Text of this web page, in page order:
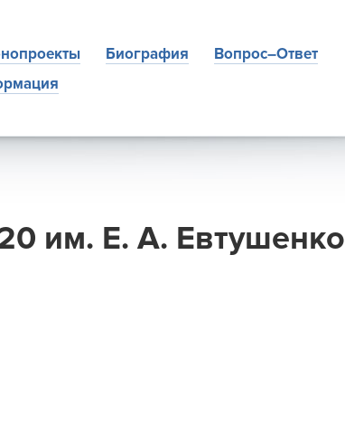
Биография
Вопрос–Ответ
им. Е. А. Евтушенко